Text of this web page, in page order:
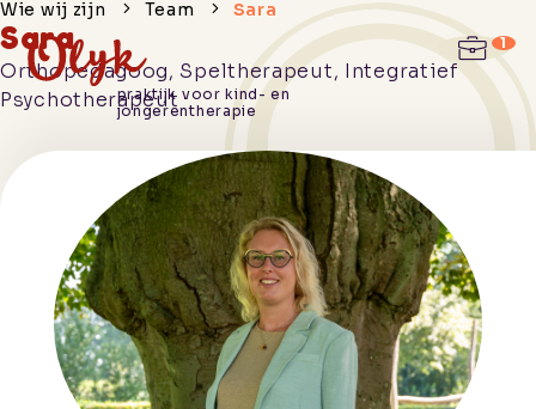
praktijk voor kind- en
jongerentherapie
Hoe we je
Praktische
informatie
Werken
Wie wij zijn Team Sara
Sara
Orthopedagoog, Speltherapeut, Integratief
Psychotherapeut